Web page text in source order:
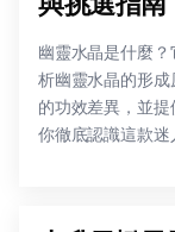
幽靈水晶是什麼
析幽靈水晶的形
的功效差異，並
你徹底認識這款迷